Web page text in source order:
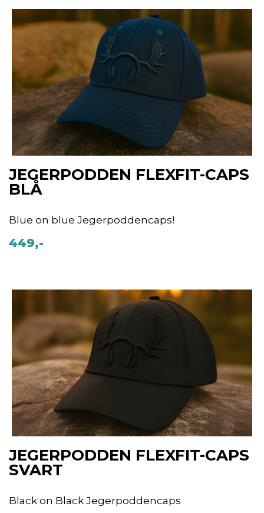
JEGERPODDEN FLEXFIT-CAPS
BLÅ
Blue on blue Jegerpoddencaps!
449,-
JEGERPODDEN FLEXFIT-CAPS
SVART
Black on Black Jegerpoddencaps